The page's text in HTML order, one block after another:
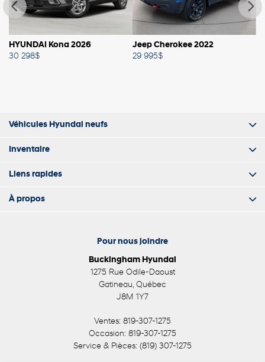
HYUNDAI Kona 2026
30 298$
Jeep Cherokee 2022
29 995$
Pour nous joindre
Buckingham Hyundai
1275 Rue Odile-Daoust
Gatineau, Québec
J8M 1Y7
Ventes: 819-307-1275
Occasion: 819-307-1275
Service & Pièces: (819) 307-1275
Véhicules Hyundai neufs
Inventaire
Liens rapides
À propos